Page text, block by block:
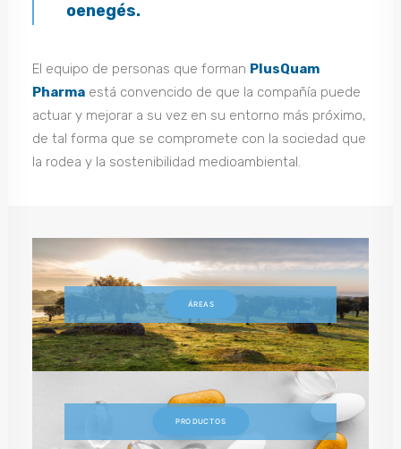
oenegés.
El equipo de personas que forman PlusQuam
Pharma está convencido de que la compañía puede
actuar y mejorar a su vez en su entorno más próximo,
de tal forma que se compromete con la sociedad que
la rodea y la sostenibilidad medioambiental.
ÁREAS
PRODUCTOS